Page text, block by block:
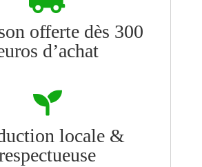
offerte dès 300
d’achat

locale &